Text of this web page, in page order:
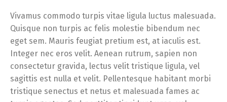
Vivamus commodo turpis vitae ligula luctus malesuada.
Quisque non turpis ac felis molestie bibendum nec
eget sem. Mauris feugiat pretium est, at iaculis est.
Integer nec eros velit. Aenean rutrum, sapien non
consectetur gravida, lectus velit tristique ligula, vel
sagittis est nulla et velit. Pellentesque habitant morbi
tristique senectus et netus et malesuada fames ac